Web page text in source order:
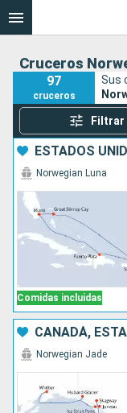
Cruceros
97
cruceros
Sus
Filtrar
Comidas incluidas
Norwegian Luna
CANADÁ,
Norwegian Jade